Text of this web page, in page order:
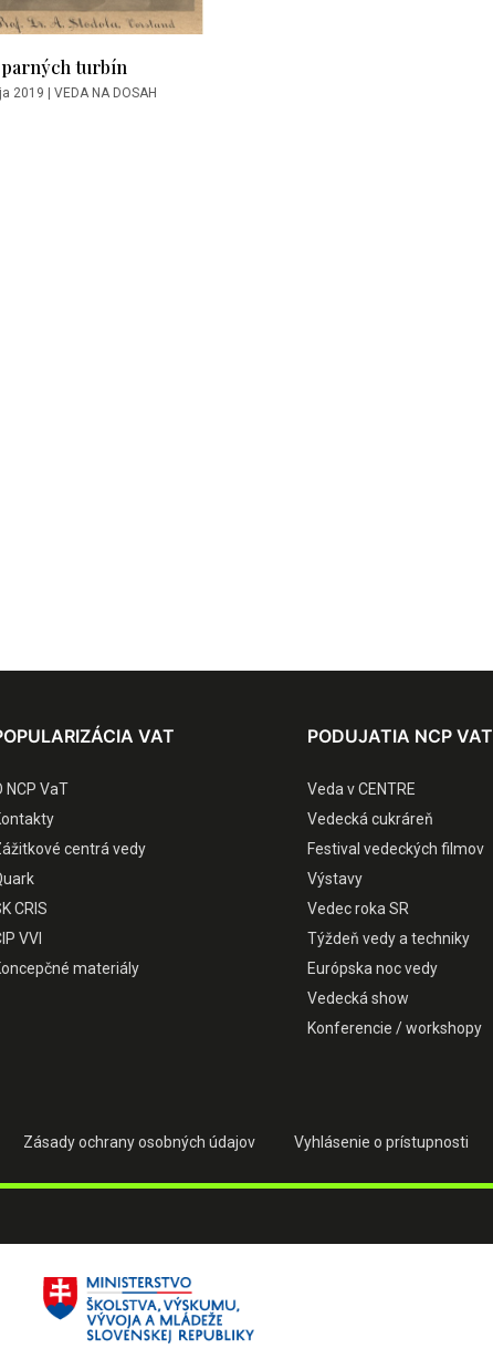
turbín
2019 VEDA NA DOSAH
VAT
NCP VaT
centrá vedy
CRIS
VVI
materiály
PODUJATIA NCP VAT
Veda v CENTRE
Vedecká cukráreň
Festival vedeckých filmov
Výstavy
Vedec roka SR
Týždeň vedy a techniky
Európska noc vedy
Vedecká show
Konferencie / workshopy
Zásady ochrany osobných údajov Vyhlásenie o prístupnosti